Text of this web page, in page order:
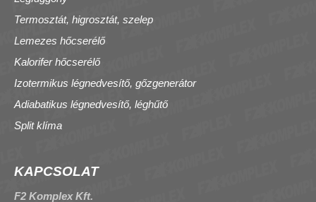
Termosztát, higrosztát, szelep
Lemezes hőcserélő
Kalorifer hőcserélő
Izotermikus légnedvesítő, gőzgenerátor
Adiabatikus légnedvesítő, léghűtő
Split klíma
KAPCSOLAT
F2 Komplex Kft.